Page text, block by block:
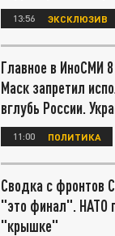
13:56 ЭКСКЛЮЗИВ
Главное в ИноСМИ
Маск запретил
вглубь России.
11:00 ПОЛИТИКА
Сводка с фронтов
"это финал". НАТО
"крышке"